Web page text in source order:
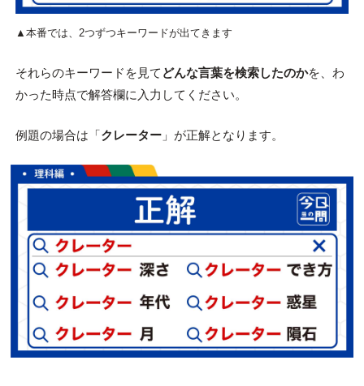
▲本番では、2つずつキーワードが出てきます
それらのキーワードを見て どんな言葉を検索したのかを、わ
かった時点で解答欄に入力してください。
例題の場合は「クレーター」が正解となります。